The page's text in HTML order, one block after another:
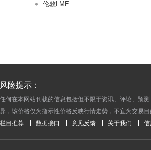
伦敦LME
风险提示：
任何在本网站刊载的信息包括但不限于资讯、评论、预
异，该价格仅为指示性价格反映行情走势，不宜为交易
栏目推荐 数据接口 意见反馈 关于我们 信